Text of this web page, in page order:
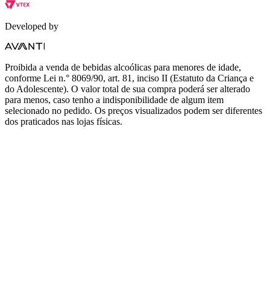
Developed by
Proibida a venda de bebidas alcoólicas para menores de idade,
conforme Lei n.° 8069/90, art. 81, inciso II (Estatuto da Criança e
do Adolescente). O valor total de sua compra poderá ser alterado
para menos, caso tenho a indisponibilidade de algum item
selecionado no pedido. Os preços visualizados podem ser diferentes
dos praticados nas lojas físicas.